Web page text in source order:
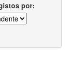
por: